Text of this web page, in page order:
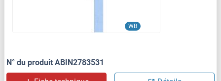
WB
N° du produit ABIN2783531